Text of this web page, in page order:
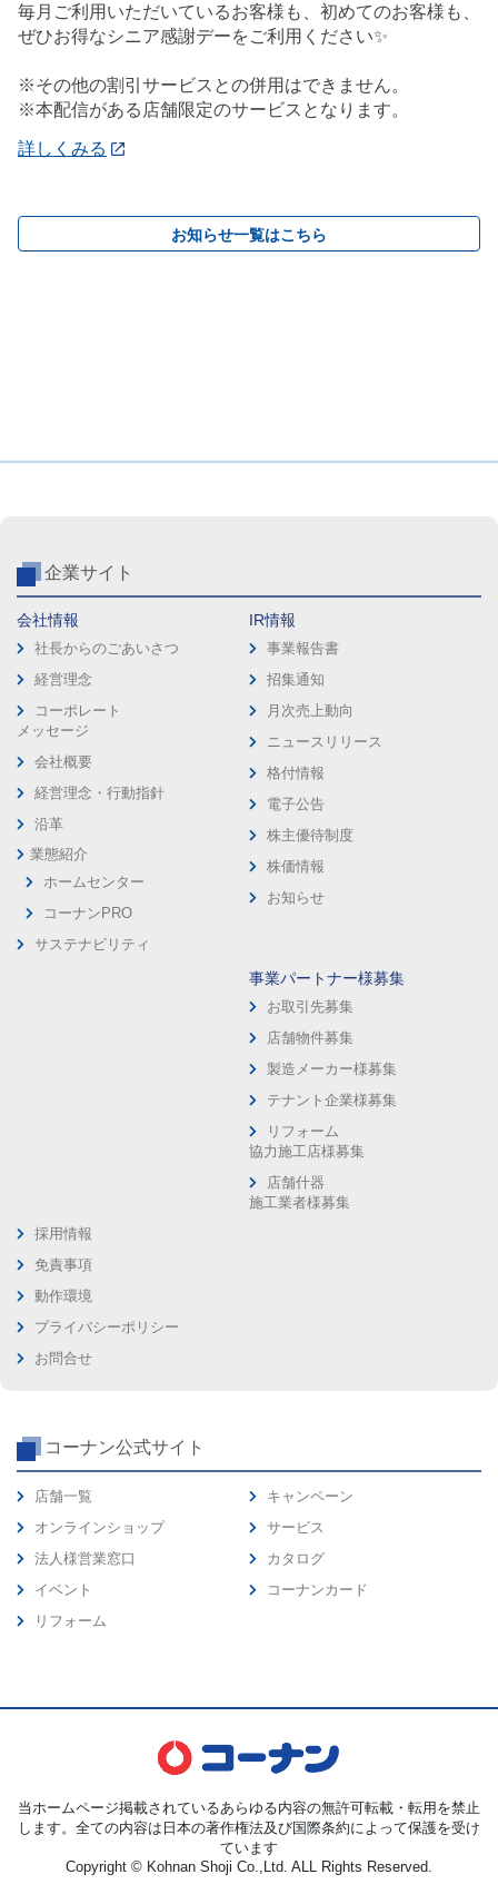
毎月ご利用いただいているお客様も、初めてのお客様も、
ぜひお得なシニア感謝デーをご利用ください✨
※その他の割引サービスとの併用はできません。
※本配信がある店舗限定のサービスとなります。
詳しくみる
お知らせ一覧はこちら
企業サイト
会社情報
社長からのごあいさつ
経営理念
コーポレート
メッセージ
会社概要
経営理念・行動指針
沿革
業態紹介
ホームセンター
コーナンPRO
サステナビリティ
IR情報
事業報告書
招集通知
月次売上動向
ニュースリリース
格付情報
電子公告
株主優待制度
株価情報
お知らせ
事業パートナー様募集
お取引先募集
店舗物件募集
製造メーカー様募集
テナント企業様募集
リフォーム
協力施工店様募集
店舗什器
施工業者様募集
採用情報
免責事項
動作環境
プライバシーポリシー
お問合せ
コーナン公式サイト
店舗一覧
オンラインショップ
法人様営業窓口
イベント
リフォーム
キャンペーン
サービス
カタログ
コーナンカード
当ホームページ掲載されているあらゆる内容の無許可転載・転用を禁止
します。全ての内容は日本の著作権法及び国際条約によって保護を受け
ています
Copyright © Kohnan Shoji Co.,Ltd. ALL Rights Reserved.